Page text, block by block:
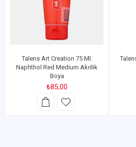
Talens Art Creation 75 Ml.
Naphthol Red Medium Akrilik
Boya
₺85,00